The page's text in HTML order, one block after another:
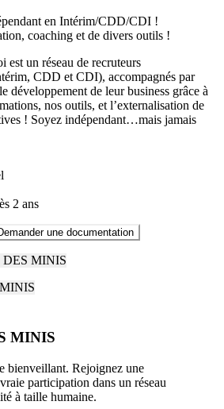
en Intérim/CDD/CDI !
coaching et de divers outils !
est un réseau de recruteurs
CDD et CDI), accompagnés par
développement de leur business grâce à
nos outils, et l’externalisation de
! Soyez indépendant…mais jamais
2 ans
une documentation
MINIS
bienveillant. Rejoignez une
participation dans un réseau
à taille humaine.